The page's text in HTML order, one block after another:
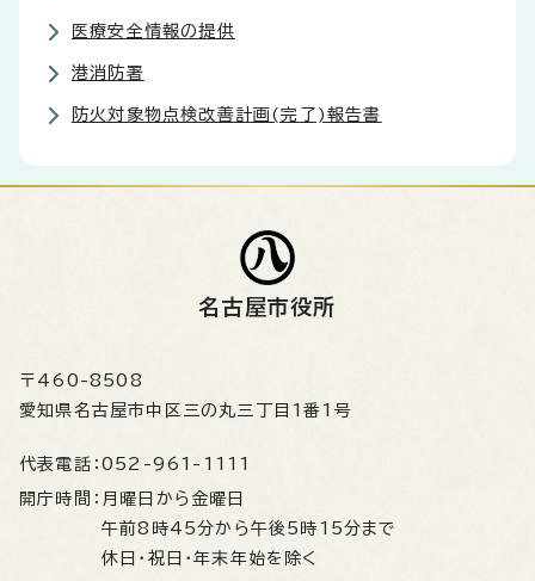
医療安全情報の提供
港消防署
防火対象物点検改善計画(完了)報告書
名古屋市役所
〒460-8508
愛知県名古屋市中区三の丸三丁目1番1号
代表電話： 052-961-1111
開庁時間： 月曜日から金曜日
午前8時45分から午後5時15分まで
休日・祝日・年末年始を除く